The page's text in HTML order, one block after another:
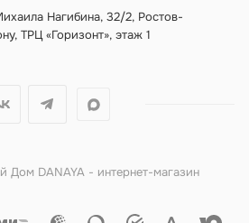
Нагибина, 32/2, Ростов-
ТРЦ «Горизонт», этаж 1
DANAYA - интернет-магазин